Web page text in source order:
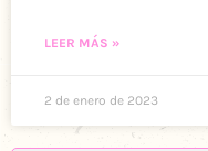
LEER MÁS »
2 de enero de 2023